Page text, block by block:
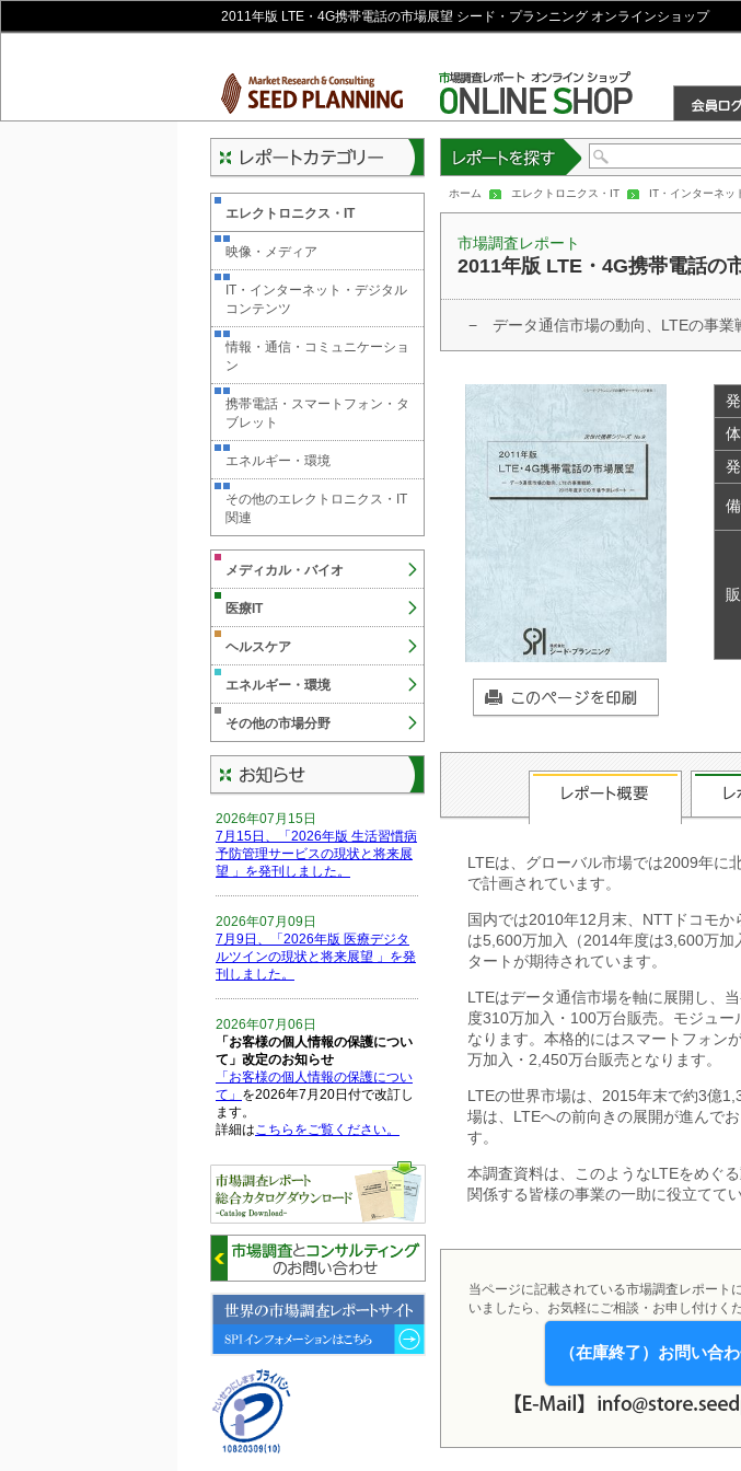
2011年版 LTE・4G携帯電話の市場展望 シード・プランニング オンラインショップ
ホーム エレクトロニクス・IT IT・インターネッ
市場調査レポート
2011年版 LTE・4G携帯電話の
− データ通信市場の動向、LTEの事
LTEは、グローバル市場では2009年に
で計画されています。
国内では2010年12月末、NTTドコモ
は5,600万加入（2014年度は3,600万
タートが期待されています。
LTEはデータ通信市場を軸に展開し、
度310万加入・100万台販売。モジュ
なります。本格的にはスマートフォン
万加入・2,450万台販売となります。
LTEの世界市場は、2015年末で約3億
場は、LTEへの前向きの展開が進んで
す。
本調査資料は、このようなLTEをめぐ
関係する皆様の事業の一助に役立てて
当ページに記載されている市場調査レポート
いましたら、お気軽にご相談・お申し付けくだ
（在庫終了）お問い合
エレクトロニクス・IT
映像・メディア
IT・インターネット・デジタル
コンテンツ
情報・通信・コミュニケーショ
ン
携帯電話・スマートフォン・タ
ブレット
エネルギー・環境
その他のエレクトロニクス・IT
関連
メディカル・バイオ
医療IT
ヘルスケア
エネルギー・環境
その他の市場分野
2026年07月15日
7月15日、「2026年版 生活習慣病
予防管理サービスの現状と将来展
望 」を発刊しました。
2026年07月09日
7月9日、「2026年版 医療デジタ
ルツインの現状と将来展望 」を発
刊しました。
2026年07月06日
「お客様の個人情報の保護につい
て」改定のお知らせ
「お客様の個人情報の保護につい
て」 を2026年7月20日付で改訂し
ます。
詳細はこちらをご覧ください。
2026年06月15日
6月15日、「中国の医療保険医薬
品リスト 」を発刊しました。
2026年06月01日
6月1日、「2026-27年版 5G SA、
6GにおけるIoT／サービス市場の
動向 」を発刊しました。
2026年04月30日
4月30日、「2026年版 オンライン
診療サービスの現状と将来展望 」
を発刊しました。